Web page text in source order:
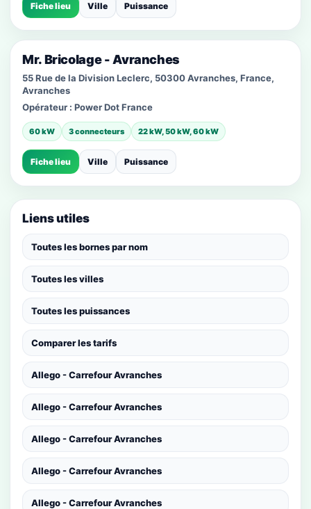
Fiche lieu Ville Puissance
Mr. Bricolage - Avranches
55 Rue de la Division Leclerc, 50300 Avranches, France,
Avranches
Opérateur : Power Dot France
60 kW 3 connecteurs 22 kW, 50 kW, 60 kW
Fiche lieu Ville Puissance
Liens utiles
Toutes les bornes par nom
Toutes les villes
Toutes les puissances
Comparer les tarifs
Allego - Carrefour Avranches
Allego - Carrefour Avranches
Allego - Carrefour Avranches
Allego - Carrefour Avranches
Allego - Carrefour Avranches